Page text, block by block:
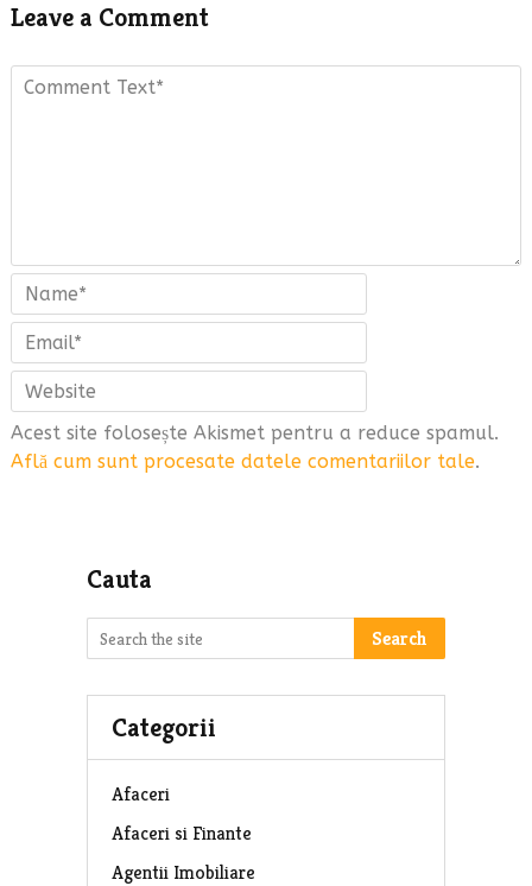
Leave a Comment
Acest site folosește Akismet pentru a reduce spamul.
Află cum sunt procesate datele comentariilor tale.
Cauta
Search
Categorii
Afaceri
Afaceri si Finante
Agentii Imobiliare